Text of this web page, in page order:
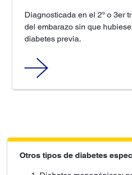
Diagnosticada en el 2º o 3er
del embarazo sin que
diabetes previa.
Otros tipos de diabetes